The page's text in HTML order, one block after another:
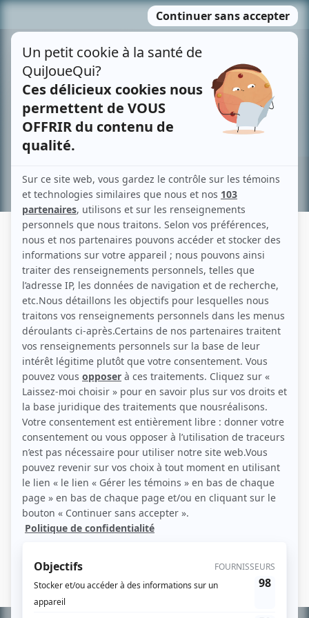
MENU
contenu
Recherche avancée »
DIFFUSEUR : CANADIAN BROADCASTING
CORPORATION
1 »
Page 1 de 1, 1 résultat(s)
Urban Angel
Victor Torres est un ancien délinquant qui a fait de la prison. Par sa force
de caractère, il est sorti de ce milieu et est devenu as reporter pour un
quotidien montréalais. Il se sert du pouvoir des médias pour combattre
la corruption, le crime, le racisme et la pauvreté, ce qui ne va pas sans p...
Consulter
« 1 »